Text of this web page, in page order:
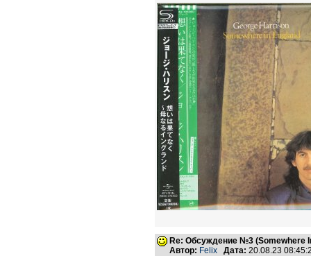
Re: Обсуждение №3 (Somewhere
Автор: Felix Дата: 20.08.23